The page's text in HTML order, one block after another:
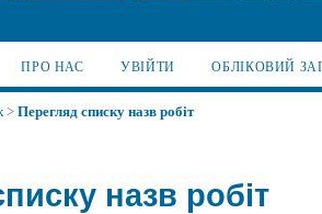
ПРО НАС УВІЙТИ ОБЛІКОВИЙ
> Перегляд списку назв робіт
назв робіт